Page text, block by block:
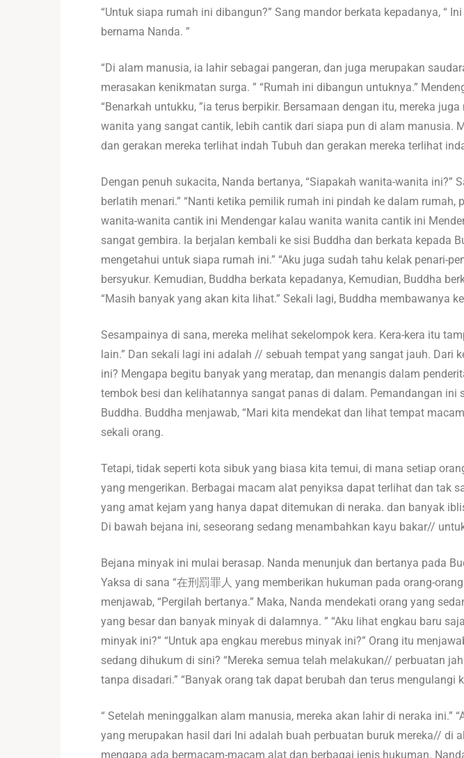
“Untuk siapa rumah ini dibangun?” Sang mandor berkata kepadanya, “
bernama Nanda. ”
“Di alam manusia, ia lahir sebagai pangeran, dan juga merupakan
merasakan kenikmatan surga. ” “Rumah ini dibangun untuknya.”
“Benarkah untukku, ”ia terus berpikir. Bersamaan dengan itu, mereka
wanita yang sangat cantik, lebih cantik dari siapa pun di alam manusia.
dan gerakan mereka terlihat indah Tubuh dan gerakan mereka terlihat
Dengan penuh sukacita, Nanda bertanya, “Siapakah wanita-wanita ini?”
berlatih menari.” “Nanti ketika pemilik rumah ini pindah ke dalam
wanita-wanita cantik ini Mendengar kalau wanita wanita cantik ini
sangat gembira. Ia berjalan kembali ke sisi Buddha dan berkata kepada
mengetahui untuk siapa rumah ini.” “Aku juga sudah tahu kelak penari-
bersyukur. Kemudian, Buddha berkata kepadanya, Kemudian, Buddha
“Masih banyak yang akan kita lihat.” Sekali lagi, Buddha membawanya
Sesampainya di sana, mereka melihat sekelompok kera. Kera-kera itu
lain.” Dan sekali lagi ini adalah // sebuah tempat yang sangat jauh.
ini? Mengapa begitu banyak yang meratap, dan menangis dalam
tembok besi dan kelihatannya sangat panas di dalam. Pemandangan
Buddha. Buddha menjawab, “Mari kita mendekat dan lihat tempat
sekali orang.
Tetapi, tidak seperti kota sibuk yang biasa kita temui, di mana setiap
yang mengerikan. Berbagai macam alat penyiksa dapat terlihat dan tak
yang amat kejam yang hanya dapat ditemukan di neraka. dan banyak
Di bawah bejana ini, seseorang sedang menambahkan kayu bakar//
Bejana minyak ini mulai berasap. Nanda menunjuk dan bertanya pada
Yaksa di sana “在刑罰罪人 yang memberikan hukuman pada orang-
menjawab, “Pergilah bertanya.” Maka, Nanda mendekati orang yang
yang besar dan banyak minyak di dalamnya. ” “Aku lihat engkau baru
minyak ini?” “Untuk apa engkau merebus minyak ini?” Orang itu
sedang dihukum di sini? “Mereka semua telah melakukan// perbuatan
tanpa disadari.” “Banyak orang tak dapat berubah dan terus
“ Setelah meninggalkan alam manusia, mereka akan lahir di neraka ini.”
yang merupakan hasil dari Ini adalah buah perbuatan buruk mereka// di
mengapa ada bermacam-macam alat dan berbagai jenis hukuman.